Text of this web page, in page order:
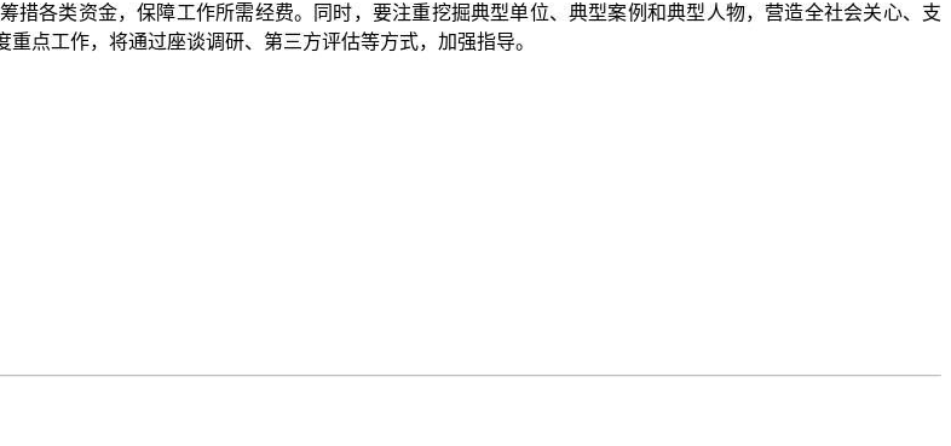
各类资金，保障工作所需经费。同时，要注重挖掘典型单位、典型案例和典型人物，营造全社会关心、支
点工作，将通过座谈调研、第三方评估等方式，加强指导。